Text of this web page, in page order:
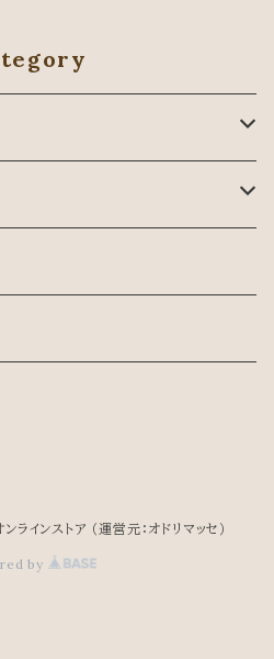
ンストア （運営元：オドリマッセ）
by